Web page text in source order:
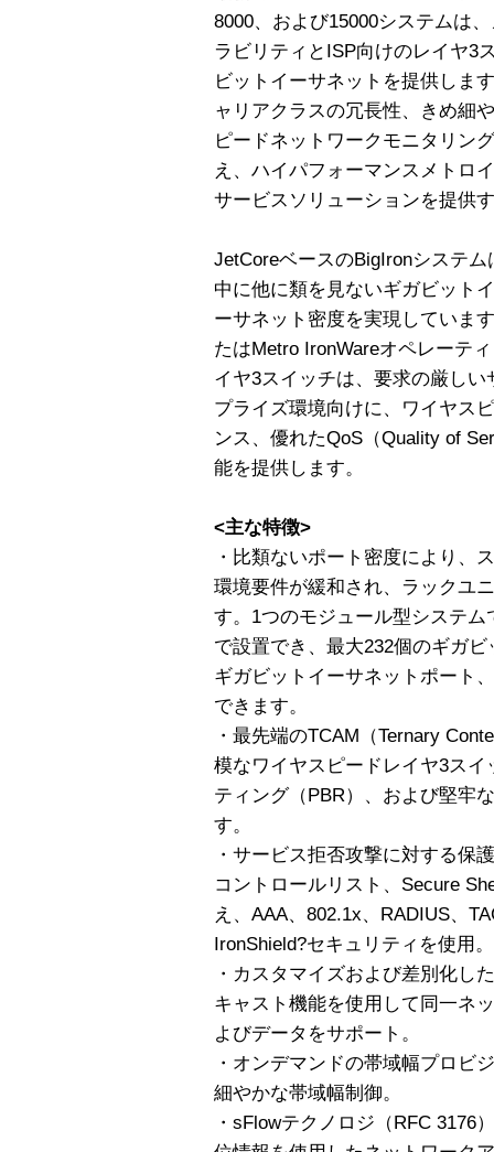
8000、および15000システムは
ラビリティとISP向けのレイヤ3
ビットイーサネットを提供しま
ャリアクラスの冗長性、きめ細
ピードネットワークモニタリン
え、ハイパフォーマンスメトロ
サービスソリューションを提供
JetCoreベースのBigIronシステ
中に他に類を見ないギガビット
ーサネット密度を実現していま
たはMetro IronWareオペレーテ
イヤ3スイッチは、要求の厳し
プライズ環境向けに、ワイヤス
ンス、優れたQoS（Quality of
能を提供します。
<主な特徴>
・比類ないポート密度により、
環境要件が緩和され、ラックユ
す。1つのモジュール型システ
で設置でき、最大232個のギガ
ギガビットイーサネットポート
できます。
・最先端のTCAM（Ternary
模なワイヤスピードレイヤ3ス
ティング（PBR）、および堅牢
す。
・サービス拒否攻撃に対する保
コントロールリスト、Secure
え、AAA、802.1x、RADIUS、
IronShield?セキュリティを使用。
・カスタマイズおよび差別化し
キャスト機能を使用して同一ネ
よびデータをサポート。
・オンデマンドの帯域幅プロビ
細やかな帯域幅制御。
・sFlowテクノロジ（RFC 3176